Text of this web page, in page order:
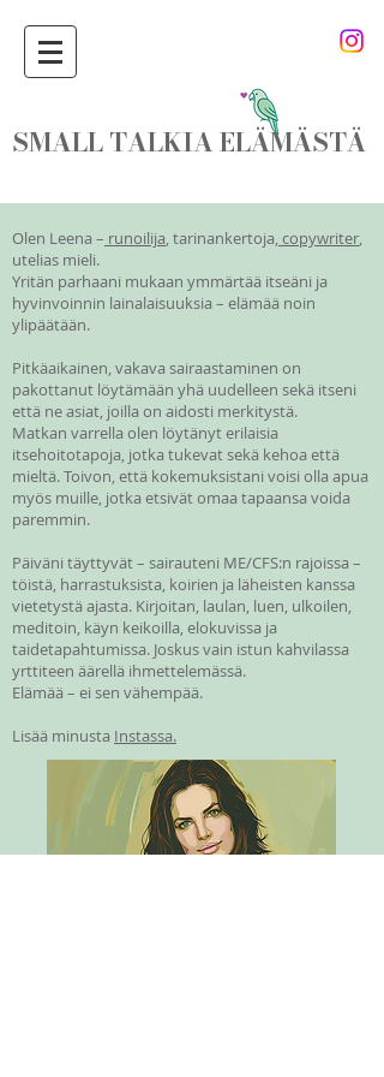
SMALL TALKIA ELÄMÄSTÄ
Olen Leena – runoilija, tarinankertoja, copywriter,
utelias mieli.
Yritän parhaani mukaan ymmärtää itseäni ja
hyvinvoinnin lainalaisuuksia – elämää noin
ylipäätään.
Pitkäaikainen, vakava sairaastaminen on
pakottanut löytämään yhä uudelleen sekä itseni
että ne asiat, joilla on aidosti merkitystä.
Matkan varrella olen löytänyt erilaisia
itsehoitotapoja, jotka tukevat sekä kehoa että
mieltä. Toivon, että kokemuksistani voisi olla apua
myös muille, jotka etsivät omaa tapaansa voida
paremmin.
Päiväni täyttyvät – sairauteni ME/CFS:n rajoissa –
töistä, harrastuksista, koirien ja läheisten kanssa
vietetystä ajasta. Kirjoitan, laulan, luen, ulkoilen,
meditoin, käyn keikoilla, elokuvissa ja
taidetapahtumissa. Joskus vain istun kahvilassa
yrttiteen äärellä ihmettelemässä.
Elämää – ei sen vähempää.
Lisää minusta Instassa.